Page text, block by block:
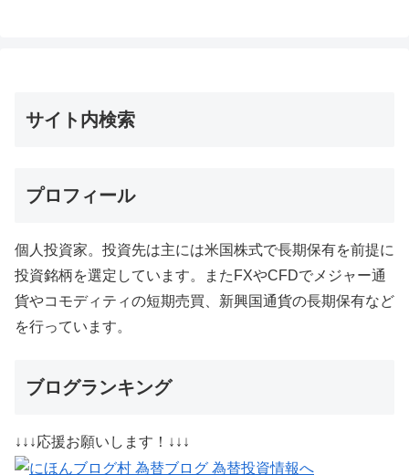
サイト内検索
プロフィール
個人投資家。投資先は主には米国株式で長期保有を前提に
投資銘柄を選定しています。またFXやCFDでメジャー通
貨やコモディティの短期売買、新興国通貨の長期保有など
を行っています。
ブログランキング
↓↓↓応援お願いします！↓↓↓